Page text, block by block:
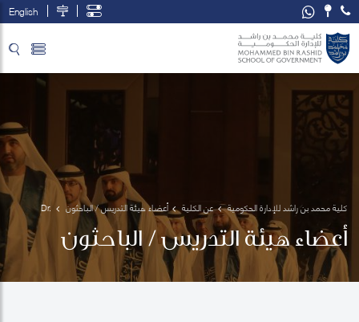
English
كلية محمد بن راشد للإدارة الحكومية عن الكلية أعضاء هيئة التدريس / الباحثون
Dr.
Arthur
King
أعضاء هيئة التدريس / الباحثون